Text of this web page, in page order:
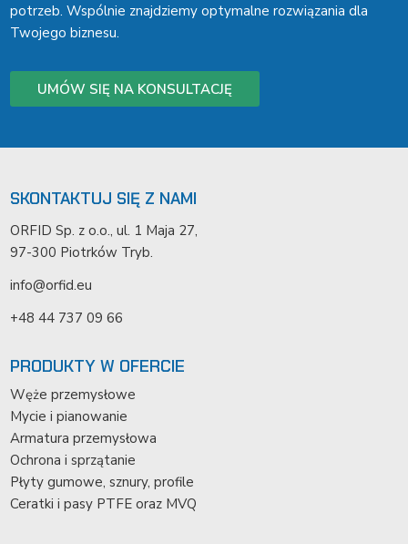
potrzeb. Wspólnie znajdziemy optymalne rozwiązania dla
Twojego biznesu.
UMÓW SIĘ NA KONSULTACJĘ
SKONTAKTUJ SIĘ Z NAMI
ORFID Sp. z o.o., ul. 1 Maja 27,
97-300 Piotrków Tryb.
info@orfid.eu
+48 44 737 09 66
PRODUKTY W OFERCIE
Węże przemysłowe
Mycie i pianowanie
Armatura przemysłowa
Ochrona i sprzątanie
Płyty gumowe, sznury, profile
Ceratki i pasy PTFE oraz MVQ